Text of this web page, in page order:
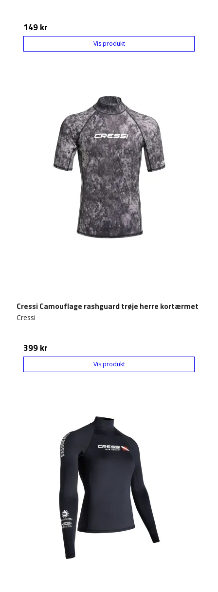
149 kr
Vis produkt
Cressi Camouflage rashguard trøje herre kortærmet
Cressi
399 kr
Vis produkt